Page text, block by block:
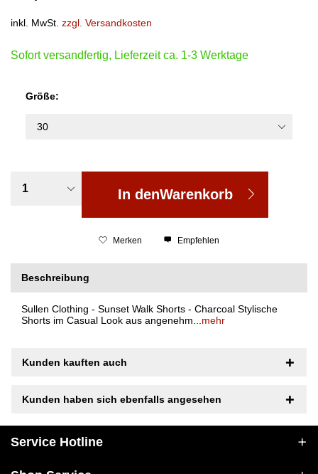
inkl. MwSt. zzgl. Versandkosten
Sofort versandfertig, Lieferzeit ca. 1-3 Werktage
Größe:
In denWarenkorb
Merken Empfehlen
Beschreibung
Sullen Clothing - Sunset Walk Shorts - Charcoal Stylische
Shorts im Casual Look aus angenehm... mehr
Kunden kauften auch
Kunden haben sich ebenfalls angesehen
Service Hotline